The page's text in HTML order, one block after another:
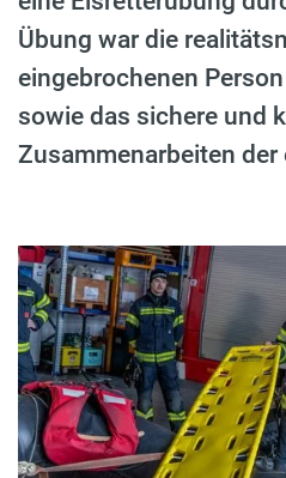
Übung war die
eingebrochenen
sowie das sichere und
Zusammenarbeiten